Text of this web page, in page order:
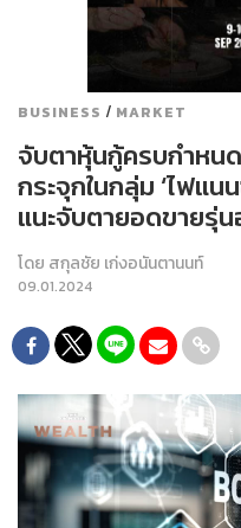
BUSINESS / MARKET
จับตาหุ้นกู้ครบกำหนด
กระจุกในกลุ่ม ‘ไฟแน
แนะจับตายอดขายรุ่น
โดย สกุลชัย เก่งอนันตานนท์
09.01.2024